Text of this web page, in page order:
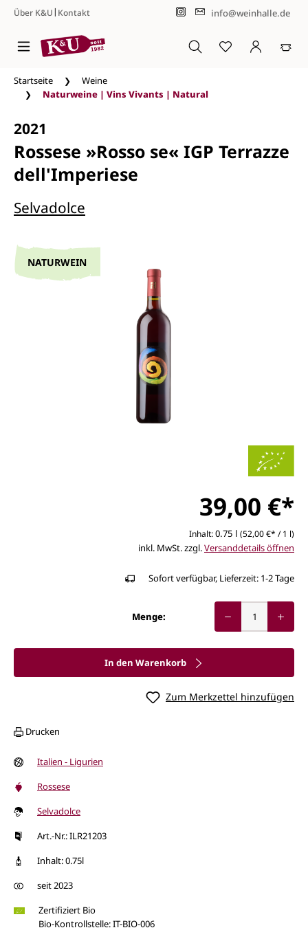
Zum Hauptinhalt springen
Über K&U| Kontakt info@weinhalle.de
Startseite
Weine
Naturweine | Vins Vivants | Natural
2021
Rossese »Rosso se« IGP Terrazze
dell'Imperiese
Selvadolce
Bildergalerie überspringen
NATURWEIN
39,00 €*
Inhalt:0.75 l (52,00 €* / 1 l)
inkl. MwSt. zzgl.Versanddetails öffnen
Sofort verfügbar, Lieferzeit: 1-2 Tage
Menge:
In den Warenkorb
Zum Merkzettel hinzufügen
Drucken
Italien - Ligurien
Rossese
Selvadolce
Art.-Nr.: ILR21203
Inhalt: 0.75l
seit 2023
Zertifiziert Bio
Bio-Kontrollstelle: IT-BIO-006